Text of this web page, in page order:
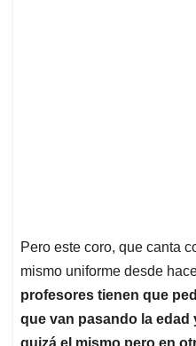
Pero este coro, que canta
mismo uniforme desde
profesores tienen que
que van pasando la